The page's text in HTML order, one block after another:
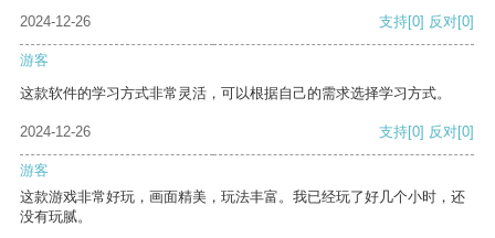
2024-12-26
支持[0] 反对[0]
游客
这款软件的学习方式非常灵活，可以根据自己的需求选择学习方式。
2024-12-26 支持[0] 反对[0]
游客
这款游戏非常好玩，画面精美，玩法丰富。我已经玩了好几个小时，还
没有玩腻。